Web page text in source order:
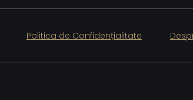
Politica de Confidențialitate